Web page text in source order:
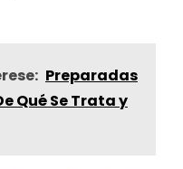
Preparadas
Qué Se Trata y